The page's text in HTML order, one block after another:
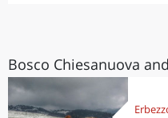
Bosco Chiesanuova